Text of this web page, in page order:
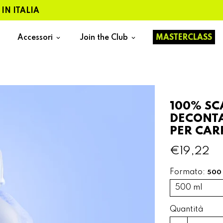
Accessori keyboard_arrow_down Join the Club keyboard_arrow_down MASTERCLASS
100%
PER
€19,22
Formato: 500
Quantità